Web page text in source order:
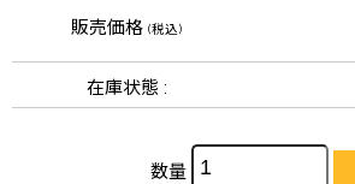
販売価格 (税込)
在庫状態 :
数量